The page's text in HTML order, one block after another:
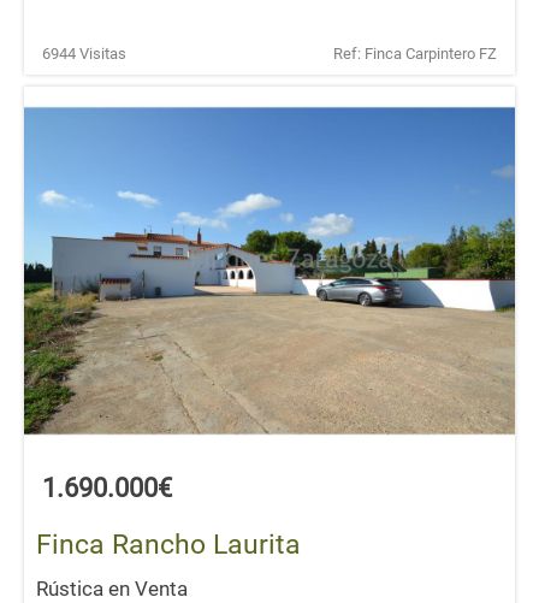
6944 Visitas Ref: Finca Carpintero FZ
1.690.000€
Finca Rancho Laurita
Rústica en Venta